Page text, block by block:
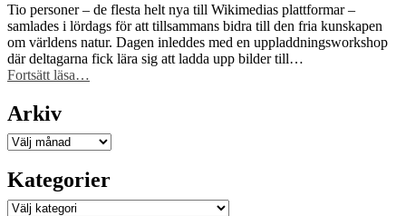
Tio personer – de flesta helt nya till Wikimedias plattformar –
samlades i lördags för att tillsammans bidra till den fria kunskapen
om världens natur. Dagen inleddes med en uppladdningsworkshop
där deltagarna fick lära sig att ladda upp bilder till…
Fortsätt läsa
Naturhistoriska
riksmuseet
blev
väldigt
lyckad!”
…
Arkiv
Arkiv
Kategorier
Kategorier